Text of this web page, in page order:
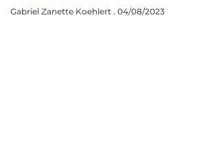
Gabriel Zanette Koehlert 04/08/2023